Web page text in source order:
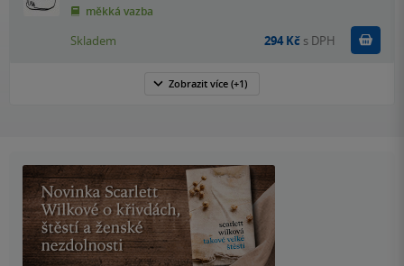
měkká vazba
Skladem 294 Kč s DPH
Zobrazit více (+1)